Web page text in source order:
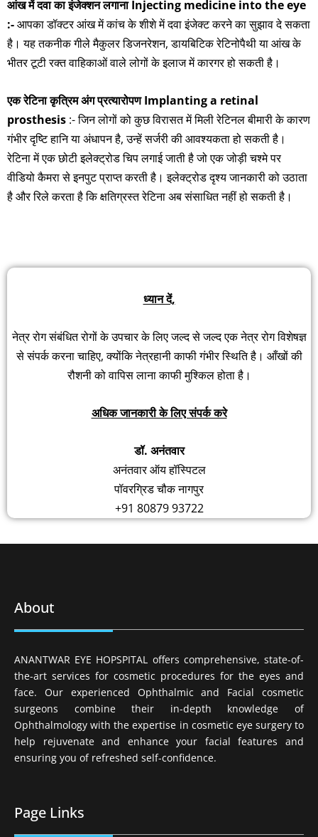
आंख में दवा का इंजेक्शन लगाना Injecting medicine into the eye
:-आपका डॉक्टर आंख में कांच के शीशे में दवा इंजेक्ट करने का सुझाव दे सकता
है। यह तकनीक गीले मैकुलर डिजनरेशन, डायबिटिक रेटिनोपैथी या आंख के
भीतर टूटी रक्त वाहिकाओं वाले लोगों के इलाज में कारगर हो सकती है।
एक रेटिना कृत्रिम अंग प्रत्यारोपण Implanting a retinal
prosthesis :- जिन लोगों को कुछ विरासत में मिली रेटिनल बीमारी के कारण
गंभीर दृष्टि हानि या अंधापन है, उन्हें सर्जरी की आवश्यकता हो सकती है।
रेटिना में एक छोटी इलेक्ट्रोड चिप लगाई जाती है जो एक जोड़ी चश्मे पर
वीडियो कैमरा से इनपुट प्राप्त करती है। इलेक्ट्रोड दृश्य जानकारी को उठाता
है और रिले करता है कि क्षतिग्रस्त रेटिना अब संसाधित नहीं हो सकती है।
ध्यान दें,
नेत्र रोग संबंधित रोगों के उपचार के लिए जल्द से जल्द एक नेत्र रोग विशेषज्ञ
से संपर्क करना चाहिए, क्योंकि नेत्रहानी काफी गंभीर स्थिति है। आँखों की
रौशनी को वापिस लाना काफी मुश्किल होता है।
अधिक जानकारी के लिए संपर्क करे
डॉ. अनंतवार
अनंतवार ऑय हॉस्पिटल
पॉवरग्रिड चौक नागपुर
+91 80879 93722
About
ANANTWAR EYE HOPSPITAL offers comprehensive, state-of-
the-art services for cosmetic procedures for the eyes and
face. Our experienced Ophthalmic and Facial cosmetic
surgeons combine their in-depth knowledge of
Ophthalmology with the expertise in cosmetic eye surgery to
help rejuvenate and enhance your facial features and
ensuring you of refreshed self-confidence.
Page Links